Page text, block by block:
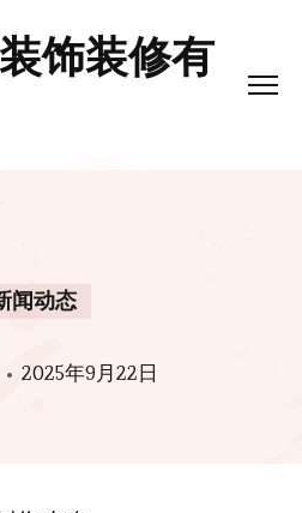
饰装修有
闻动态
2025年9月22日